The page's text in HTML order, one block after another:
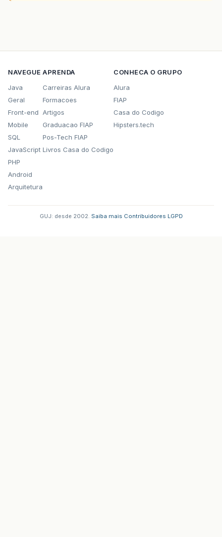
NAVEGUE
Java
Geral
Front-end
Mobile
SQL
JavaScript
PHP
Android
Arquitetura
APRENDA
Carreiras Alura
Formacoes
Artigos
Graduacao FIAP
Pos-Tech FIAP
Livros Casa do Codigo
CONHECA O GRUPO
Alura
FIAP
Casa do Codigo
Hipsters.tech
GUJ: desde 2002. Saiba mais Contribuidores LGPD